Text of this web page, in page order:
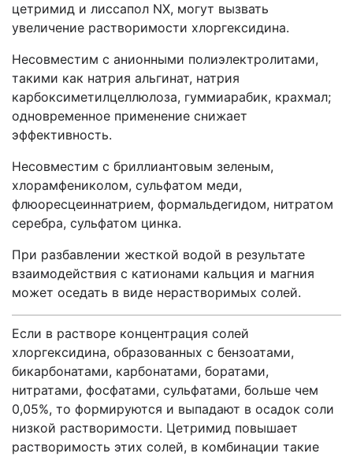
цетримид и лиссапол NX, могут вызвать
увеличение растворимости хлоргексидина.
Несовместим с анионными полиэлектролитами,
такими как натрия альгинат, натрия
карбоксиметилцеллюлоза, гуммиарабик, крахмал;
одновременное применение снижает
эффективность.
Несовместим с бриллиантовым зеленым,
хлорамфениколом, сульфатом меди,
флюоресцеиннатрием, формальдегидом, нитратом
серебра, сульфатом цинка.
При разбавлении жесткой водой в результате
взаимодействия с катионами кальция и магния
может оседать в виде нерастворимых солей.
Если в растворе концентрация солей
хлоргексидина, образованных с бензоатами,
бикарбонатами, карбонатами, боратами,
нитратами, фосфатами, сульфатами, больше чем
0,05%, то формируются и выпадают в осадок соли
низкой растворимости. Цетримид повышает
растворимость этих солей, в комбинации такие